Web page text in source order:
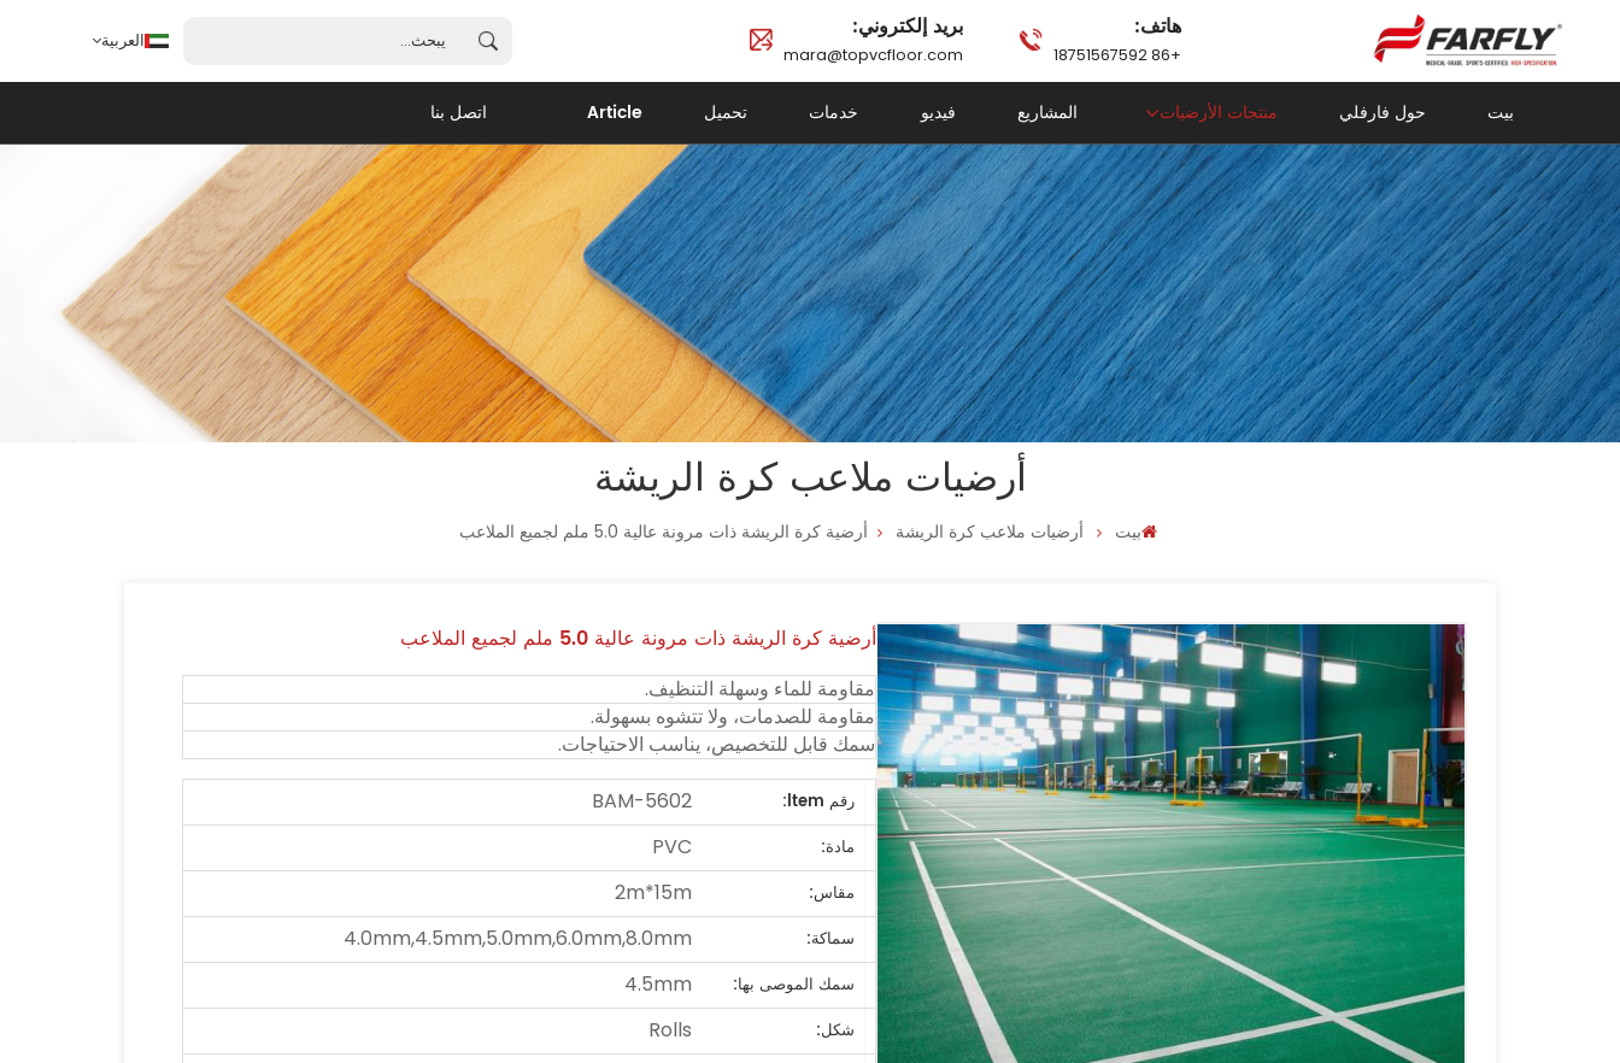
هاتف:
+86 18751567592
بريد إلكتروني:
mara@topvcfloor.com
العربية
العربية
français
español
português
بيت حول فارفلي منتجات الأرضيات المشاريع فيديو خدمات تحميل Article اتصل بنا
أرضيات ملاعب كرة الريشة
بيت أرضيات ملاعب كرة الريشة أرضية كرة الريشة ذات مرونة عالية 5.0 ملم لجميع الملاعب
أرضية كرة الريشة ذات مرونة عالية 5.0 ملم لجميع الملاعب
مقاومة للماء وسهلة التنظيف.
مقاومة للصدمات، ولا تتشوه بسهولة.
سمك قابل للتخصيص، يناسب الاحتياجات.
رقم ltem: BAM-5602
مادة: PVC
مقاس: 2m*15m
سماكة: 4.0mm,4.5mm,5.0mm,6.0mm,8.0mm
سمك الموصى بها: 4.5mm
شكل: Rolls